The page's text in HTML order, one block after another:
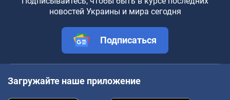
новостей Украины и мира сегодня
Подписаться
Загружайте наше приложение